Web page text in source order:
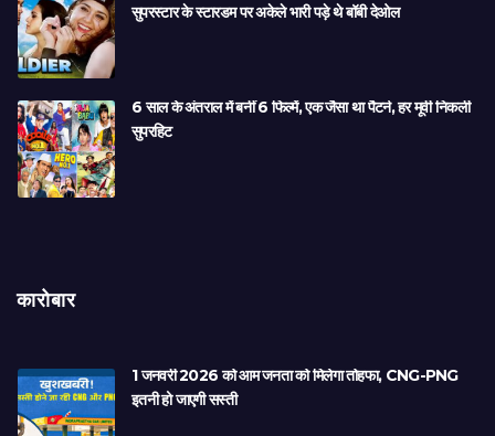
सुपरस्टार के स्टारडम पर अकेले भारी पड़े थे बॉबी देओल
6 साल के अंतराल में बनीं 6 फिल्में, एक जैसा था पैटर्न, हर मूवी निकली
सुपरहिट
कारोबार
1 जनवरी 2026 को आम जनता को मिलेगा तोहफा, CNG-PNG
इतनी हो जाएगी सस्ती